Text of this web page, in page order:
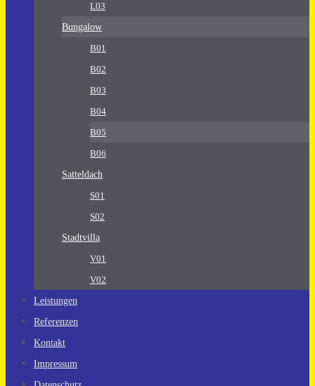
L03
Bungalow
B01
B02
B03
B04
B05
B06
Satteldach
S01
S02
Stadtvilla
V01
V02
Leistungen
Referenzen
Kontakt
Impressum